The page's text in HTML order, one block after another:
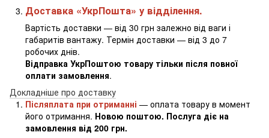
Доставка «УкрПошта» у відділення.
Вартість доставки — від 30 грн залежно від ваги і
габаритів вантажу. Термін доставки — від 3 до 7
робочих днів.
Відправка УкрПоштою товару тільки після повної
оплати замовлення.
Докладніше про доставку
Післяплата при отриманні — оплата товару в момент
його отримання. Новою поштою. Послуга діє на
замовлення від 200 грн.